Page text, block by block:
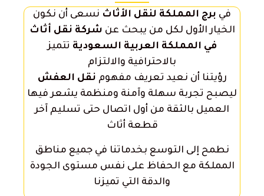
في برج المملكة لنقل الأثاث نسعى أن نكون
الخيار الأول لكل من يبحث عن شركة نقل أثاث
في المملكة العربية السعودية تتميز
بالاحترافية والالتزام
رؤيتنا أن نعيد تعريف مفهوم نقل العفش
ليصبح تجربة سهلة وآمنة ومنظمة يشعر فيها
العميل بالثقة من أول اتصال حتى تسليم آخر
قطعة أثاث
نطمح إلى التوسع بخدماتنا في جميع مناطق
المملكة مع الحفاظ على نفس مستوى الجودة
والدقة التي تميزنا